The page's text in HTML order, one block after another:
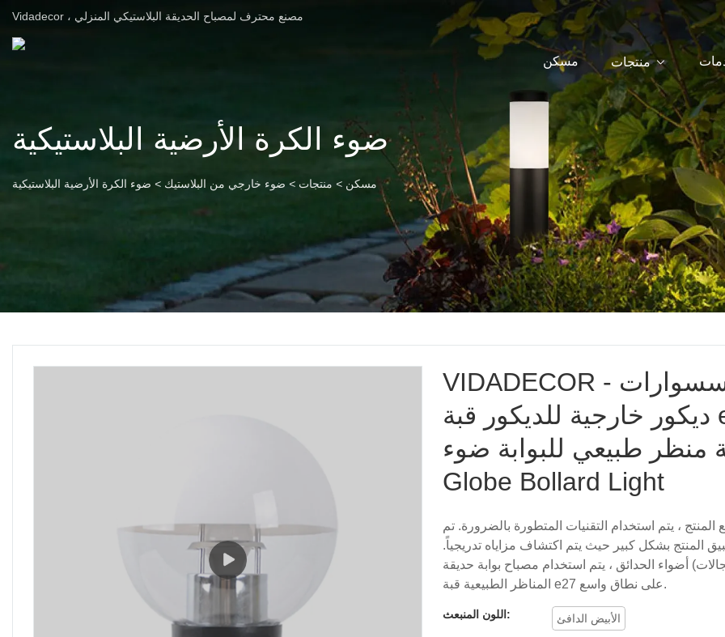
Vidadecor ، مصنع محترف لمصباح الحديقة البلاستيكي المنزلي
مسكن منتجات
ضوء الكرة الأرضية البلاستيكية
مسكن > منتجات > ضوء خارجي من البلاستيك > ضوء الكرة الأرضية البلاستيكية
VIDADECOR - إكسسوارات
ديكور خارجية للديكور قبة e27
منظر طبيعي للبوابة ضوء
Globe Bollard Light
، يتم استخدام التقنيات المتطورة بالضرورة. تم
المنتج بشكل كبير حيث يتم اكتشاف مزاياه تدريجياً.
أضواء الحدائق ، يتم استخدام مصباح بوابة حديقة
المناظر الطبيعية قبة e27 على نطاق واسع.
اللون المنبعث: الأبيض الدافئ